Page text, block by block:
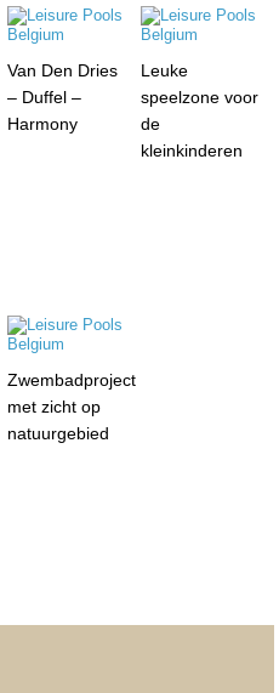
Van Den Dries
– Duffel –
Harmony
Leuke
speelzone voor
de
kleinkinderen
Zwembadproject
met zicht op
natuurgebied